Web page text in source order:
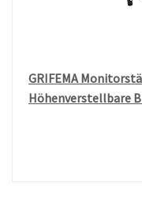
GRIFEMA
Höhenverstellbare